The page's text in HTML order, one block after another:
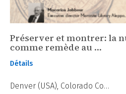
Préserver et montrer: la
comme remède au …
Détails
Denver (USA), Colorado Co…